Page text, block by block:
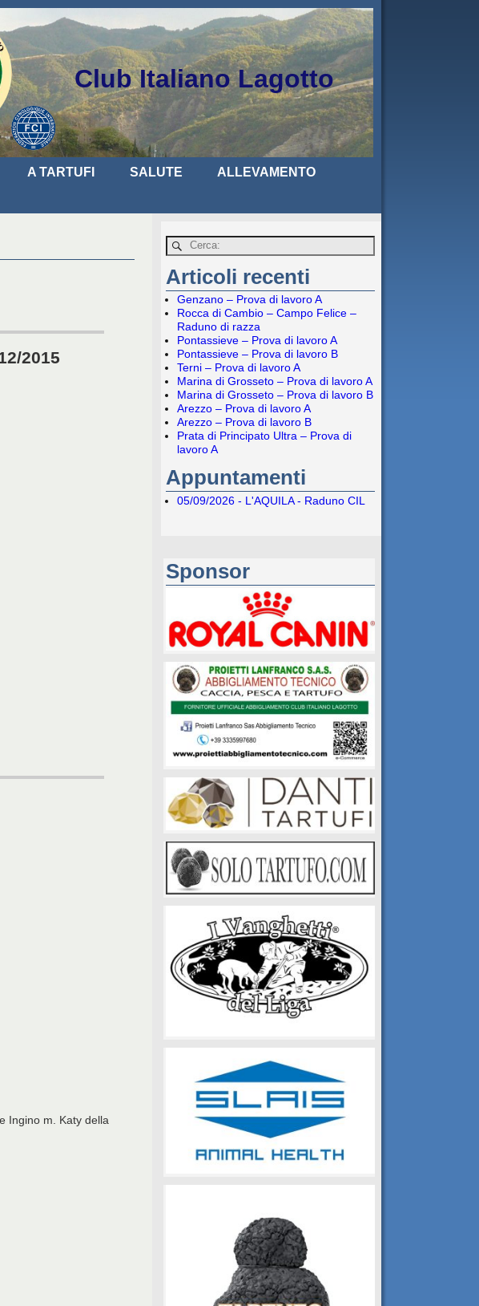
Club Italiano Lagotto
A TARTUFI SALUTE
ALLEVAMENTO
2015
Ingino m. Katy della
Articoli recenti
Genzano – Prova di lavoro A
Rocca di Cambio – Campo Felice –
Raduno di razza
Pontassieve – Prova di lavoro A
Pontassieve – Prova di lavoro B
Terni – Prova di lavoro A
Marina di Grosseto – Prova di lavoro A
Marina di Grosseto – Prova di lavoro B
Arezzo – Prova di lavoro A
Arezzo – Prova di lavoro B
Prata di Principato Ultra – Prova di
lavoro A
Appuntamenti
05/09/2026 - L'AQUILA - Raduno CIL
Sponsor